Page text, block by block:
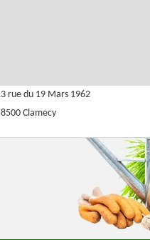
rue du 19 Mars 1962
Clamecy